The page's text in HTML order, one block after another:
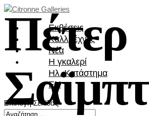
Εκθέσεις
Καλλιτέχνες
Νέα
Η γκαλερί
Ηλ. Κατάστημα
EN
Επιλογή Σελίδας
Πέτερ
Σαϊμπτ